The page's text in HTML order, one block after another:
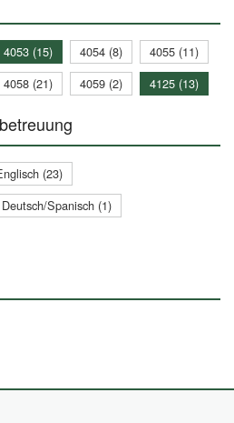
4053 (15) 4054 (8)
4055 (11)
4058 (21) 4059 (2) 4125 (13)
(23)
Deutsch/Spanisch (1)